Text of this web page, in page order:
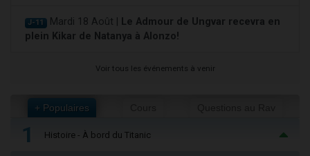
J-11 Mardi 18 Août | Le Admour de Ungvar recevra en
plein Kikar de Natanya à Alonzo!
Voir tous les événements à venir
+ Populaires
1 Histoire - À bord du Titanic